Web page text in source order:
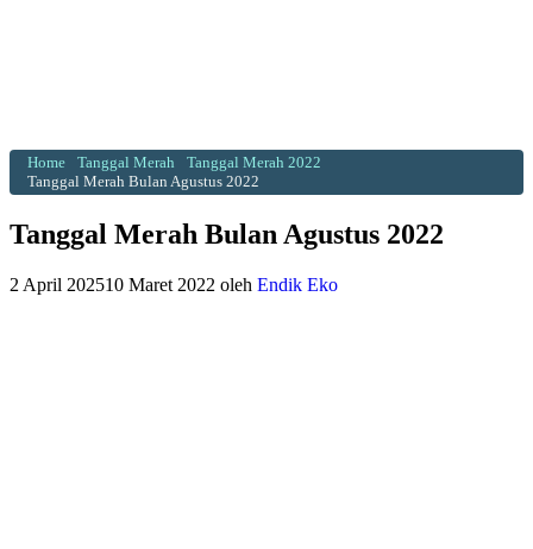
Home Tanggal Merah
Tanggal Merah 2022
Tanggal Merah Bulan Agustus 2022
Tanggal Merah Bulan Agustus 2022
2 April 202510 Maret 2022 oleh Endik Eko